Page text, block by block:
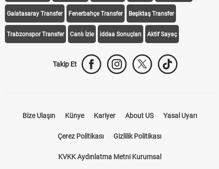
Galatasaray Transfer Fenerbahçe Transfer Beşiktaş Transfer
Trabzonspor Transfer Canlı İzle iddaa Sonuçları Aktif Sayaç
Takip Et
Bize Ulaşın Künye Kariyer About US Yasal Uyarı
Çerez Politikası Gizlilik Politikası
KVKK Aydınlatma Metni Kurumsal